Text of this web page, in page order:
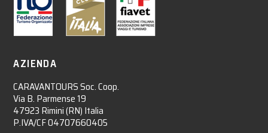
AZIENDA
CARAVANTOURS Soc. Coop.
Via B. Parmense 19
47923 Rimini (RN) Italia
P.IVA/CF 04707660405